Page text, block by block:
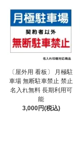
〔屋外用 看板〕 月極駐
車場 無断駐車禁止 禁止
名入れ無料 長期利用可
能
3,000円(税込)